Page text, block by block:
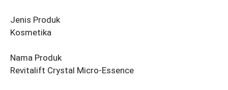
Jenis Produk
Kosmetika
Nama Produk
Revitalift Crystal Micro-Essence